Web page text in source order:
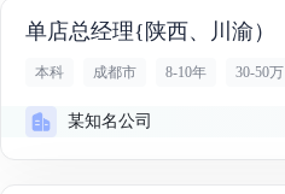
单店总经理{陕西、川渝）
本科 成都市 8-10年 30-50万
某知名公司